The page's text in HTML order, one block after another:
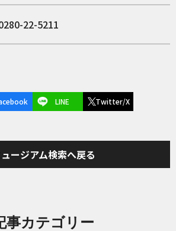
22-5211
LINE Twitter/X
ージアム検索へ戻る
事カテゴリー